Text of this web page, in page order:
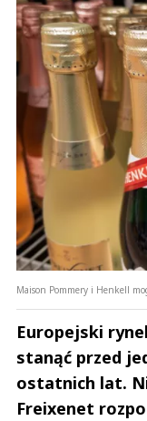
Maison Pommery i Henkell
Europejski
stanąć przed
ostatnich lat.
Freixenet